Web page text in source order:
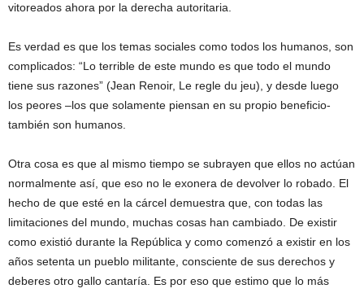
vitoreados ahora por la derecha autoritaria.
Es verdad es que los temas sociales como todos los humanos, son
complicados: “Lo terrible de este mundo es que todo el mundo
tiene sus razones” (Jean Renoir, Le regle du jeu), y desde luego
los peores –los que solamente piensan en su propio beneficio-
también son humanos.
Otra cosa es que al mismo tiempo se subrayen que ellos no actúan
normalmente así, que eso no le exonera de devolver lo robado. El
hecho de que esté en la cárcel demuestra que, con todas las
limitaciones del mundo, muchas cosas han cambiado. De existir
como existió durante la República y como comenzó a existir en los
años setenta un pueblo militante, consciente de sus derechos y
deberes otro gallo cantaría. Es por eso que estimo que lo más